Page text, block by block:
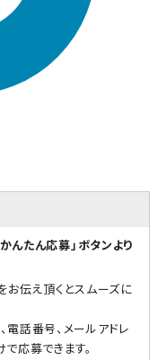
んたん応募」ボタンより
伝え頂くとスムーズに
話番号、メールアドレ
応募できます。